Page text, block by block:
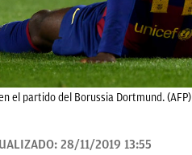
el partido del Borussia Dortmund. (AFP)
28/11/2019 13:55